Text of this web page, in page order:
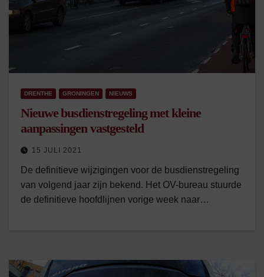
DRENTHE GRONINGEN NIEUWS
Nieuwe busdienstregeling met kleine
aanpassingen vastgesteld
15 JULI 2021
De definitieve wijzigingen voor de busdienstregeling
van volgend jaar zijn bekend. Het OV-bureau stuurde
de definitieve hoofdlijnen vorige week naar…